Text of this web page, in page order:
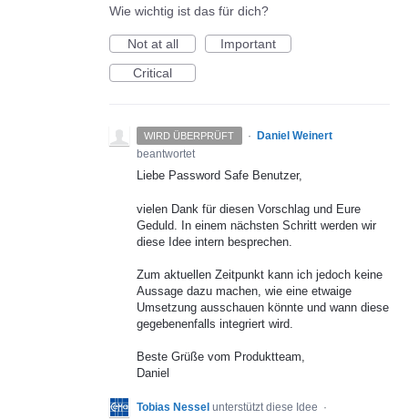
Wie wichtig ist das für dich?
Not at all
Important
Critical
WIRD ÜBERPRÜFT ·
Daniel Weinert
beantwortet
Liebe Password Safe Benutzer,
vielen Dank für diesen Vorschlag und Eure
Geduld. In einem nächsten Schritt werden wir
diese Idee intern besprechen.
Zum aktuellen Zeitpunkt kann ich jedoch keine
Aussage dazu machen, wie eine etwaige
Umsetzung ausschauen könnte und wann diese
gegebenenfalls integriert wird.
Beste Grüße vom Produktteam,
Daniel
Tobias Nessel unterstützt diese Idee ·